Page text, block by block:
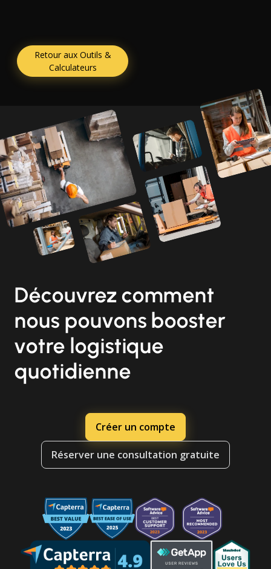
Retour aux Outils &
Calculateurs
Découvrez comment
nous pouvons booster
votre logistique
quotidienne
Créer un compte
Réserver une consultation gratuite